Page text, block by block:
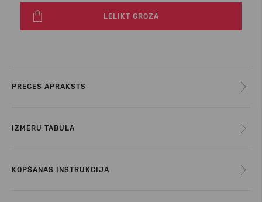
LELIKT GROZĀ
PRECES APRAKSTS
IZMĒRU TABULA
KOPŠANAS INSTRUKCIJA